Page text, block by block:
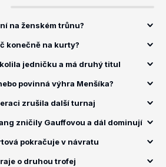
na ženském trůnu?
konečně na kurty?
jedničku a má druhý titul
povinná výhra Menšíka?
zrušila další turnaj
zničily Gauffovou a dál dominují
pokračuje v návratu
o druhou trofej